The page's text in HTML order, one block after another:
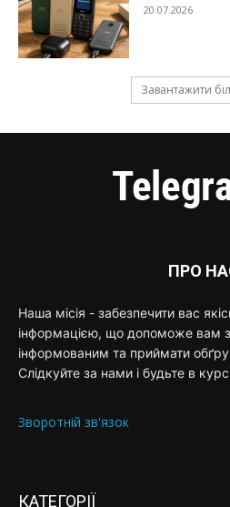
20.07.2026
Завантажити
ПРО
Наша місія - забезпечити вас
інформацією, що допоможе вам
інформованим та приймати
Слідкуйте за нами і будьте в
Зворотній зв'язок
КАТЕГОРІЇ